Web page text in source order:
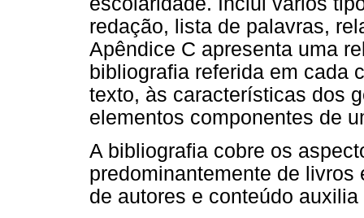
redação, lista de palavras,
Apêndice C apresenta uma
bibliografia referida em cada
texto, às características dos
elementos componentes de
A bibliografia cobre os
predominantemente de
de autores e conteúdo